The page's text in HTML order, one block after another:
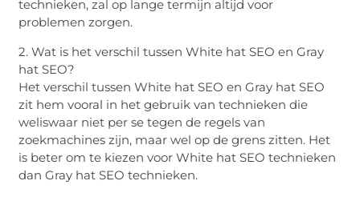
technieken, zal op lange termijn altijd voor
problemen zorgen.
2. Wat is het verschil tussen White hat SEO en Gray
hat SEO?
Het verschil tussen White hat SEO en Gray hat SEO
zit hem vooral in het gebruik van technieken die
weliswaar niet per se tegen de regels van
zoekmachines zijn, maar wel op de grens zitten. Het
is beter om te kiezen voor White hat SEO technieken
dan Gray hat SEO technieken.